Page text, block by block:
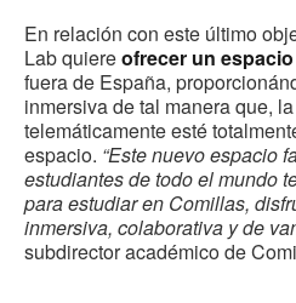
En relación con este último
Lab quiereofrecer un
fuera de España,
inmersiva de tal manera que,
telemáticamente esté
espacio. “Este nuevo espacio
estudiantes de todo el mundo
para estudiar en Comillas,
inmersiva, colaborativa y de
subdirector académico de